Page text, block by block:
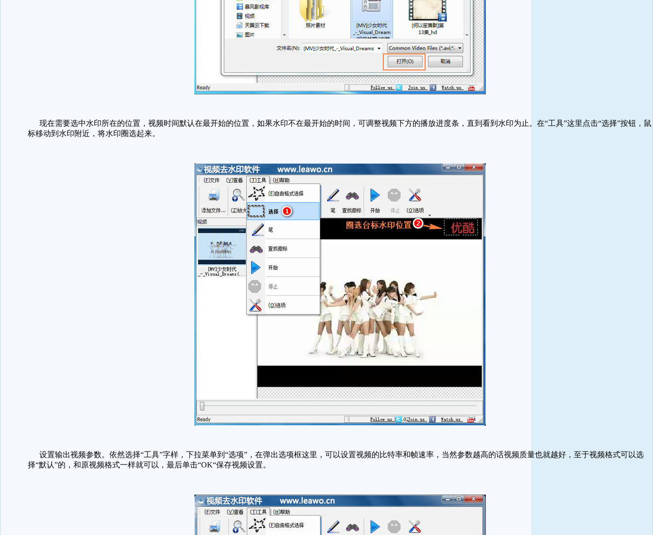
现在需要选中水印所在的位置，视频时间默认在最开始的位置，如果水印不在最开始的时间，可调整视频下方的播放进度条，直到看到水印为止。在“工具”这里点击“选择”按钮，鼠
标移动到水印附近，将水印圈选起来。
设置输出视频参数。依然选择“工具”字样，下拉菜单到“选项”，在弹出选项框这里，可以设置视频的比特率和帧速率，当然参数越高的话视频质量也就越好，至于视频格式可以选
择“默认”的，和原视频格式一样就可以，最后单击“OK“保存视频设置。